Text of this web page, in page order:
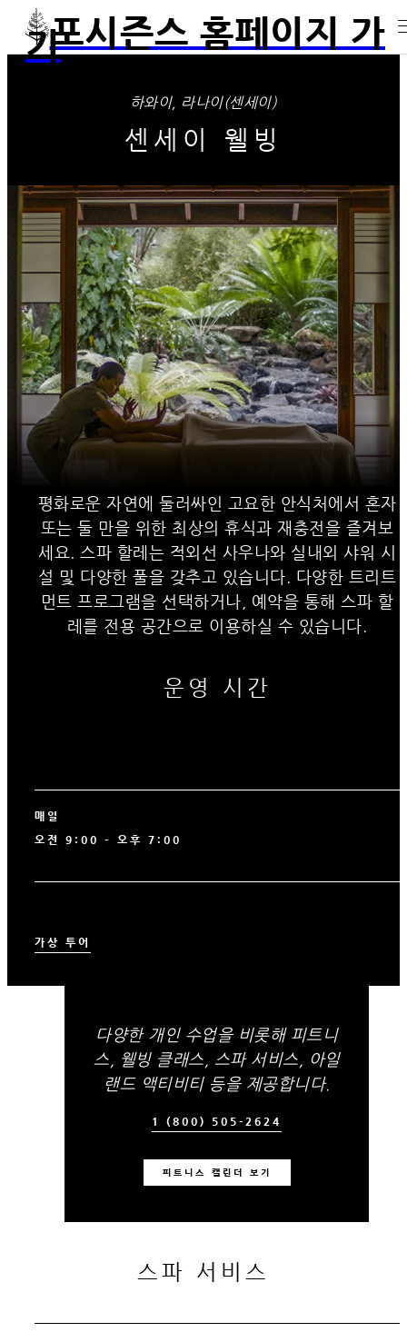
포시즌스 홈페이지 가
기
하와이, 라나이(센세이)
센세이 웰빙
평화로운 자연에 둘러싸인 고요한 안식처에서 혼자
또는 둘 만을 위한 최상의 휴식과 재충전을 즐겨보
세요. 스파 할레는 적외선 사우나와 실내외 샤워 시
설 및 다양한 풀을 갖추고 있습니다. 다양한 트리트
먼트 프로그램을 선택하거나, 예약을 통해 스파 할
레를 전용 공간으로 이용하실 수 있습니다.
운영 시간
매일
오전 9:00 – 오후 7:00
가상 투어
다양한 개인 수업을 비롯해 피트니
스, 웰빙 클래스, 스파 서비스, 아일
랜드 액티비티 등을 제공합니다.
1 (800) 505-2624
피트니스 캘린더 보기
스파 서비스